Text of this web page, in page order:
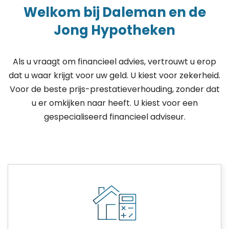
Welkom bij Daleman en de
Jong Hypotheken
Als u vraagt om financieel advies, vertrouwt u erop
dat u waar krijgt voor uw geld. U kiest voor zekerheid.
Voor de beste prijs-prestatieverhouding, zonder dat
u er omkijken naar heeft. U kiest voor een
gespecialiseerd financieel adviseur.